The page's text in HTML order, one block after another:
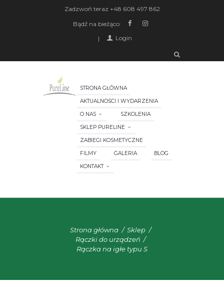
Zadzwoń teraz +48 608 497 862
Bądź na bieżąco:
Login
STRONA GŁÓWNA
AKTUALNOŚCI I WYDARZENIA
O NAS
SZKOLENIA
SKLEP PURELINE
ZABIEGI KOSMETYCZNE
FILMY
GALERIA
BLOG
KONTAKT
Strona główna
Sklep
Rączki do urządzeń
Rączka na igłe typu S